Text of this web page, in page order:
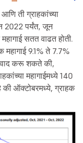
ती ग्राहकांच्या
2022 पर्यंत, जून
महागाई सतत वाढत होती.
9.1% ते 7.7%
वाद करू शकते की,
महागाईमध्ये 140
ऑक्टोबरमध्ये, ग्राहक